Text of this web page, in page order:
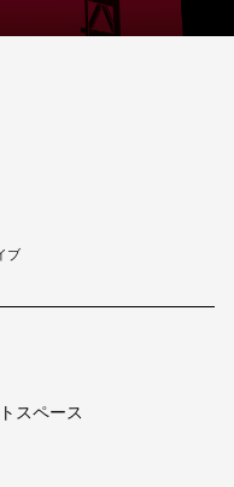
ブ
スペース